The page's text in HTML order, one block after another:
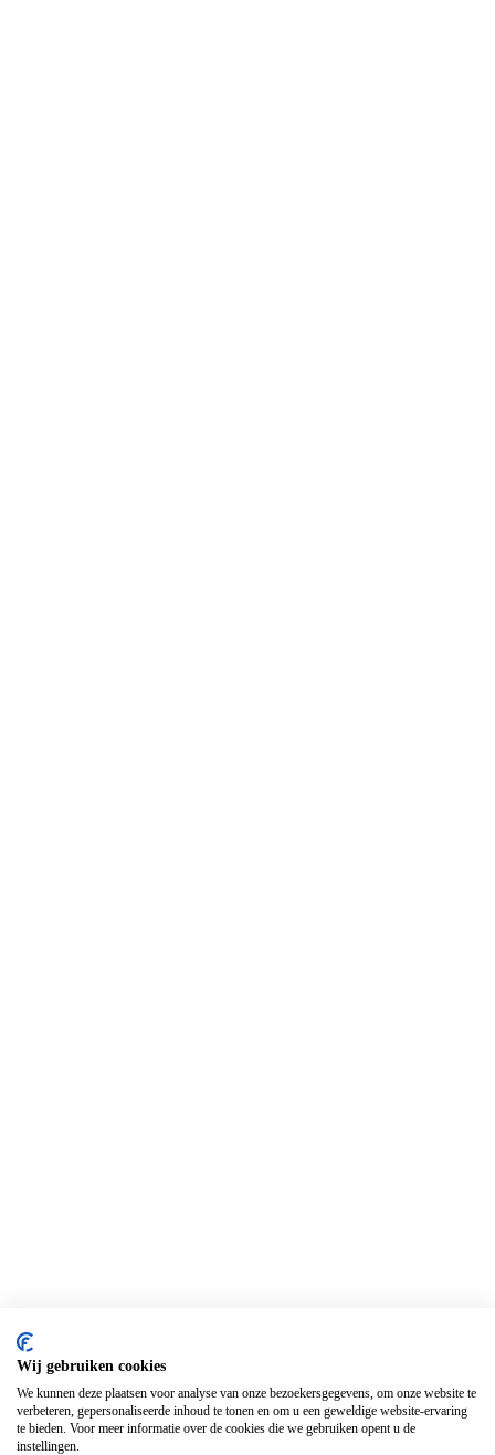
Wij gebruiken cookies
We kunnen deze plaatsen voor analyse van onze bezoekersgegevens, om onze website te
verbeteren, gepersonaliseerde inhoud te tonen en om u een geweldige website-ervaring
te bieden. Voor meer informatie over de cookies die we gebruiken opent u de
instellingen.